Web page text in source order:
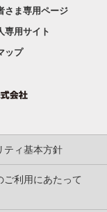
さま専用ページ
専用サイト
ップ
ティ基本方針
ご利用にあたって